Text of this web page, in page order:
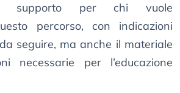
per chi vuole
percorso, con indicazioni
seguire, ma anche il materiale
necessarie per l’educazione